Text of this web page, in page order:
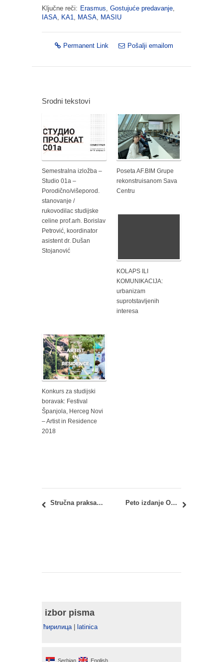
Ključne reči: Erasmus Gostujuće predavanje
IASA
KA1 MASA MASIU
Permanent Link Pošalji emailom
Srodni tekstovi
Semestralna izložba –
Studio 01a –
Porodično/višeporod.
stanovanje /
rukovodilac studijske
celine prof.arh. Borislav
Petrović, koordinator
asistent dr. Dušan
Stojanović
Poseta AF.BIM Grupe
rekonstruisanom Sava
Centru
KOLAPS ILI
KOMUNIKACIJA:
urbanizam
suprotstavljenih
interesa
Konkurs za studijski
boravak: Festival
Španjola, Herceg Novi
– Artist in Residence
2018
Stručna praksa GO Čukarica Peto izdanje Onlajn sajma zapošljavanja
izbor pisma
ћирилица latinica
Serbian English